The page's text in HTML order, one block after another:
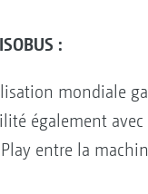
:
mondiale
également
entre la